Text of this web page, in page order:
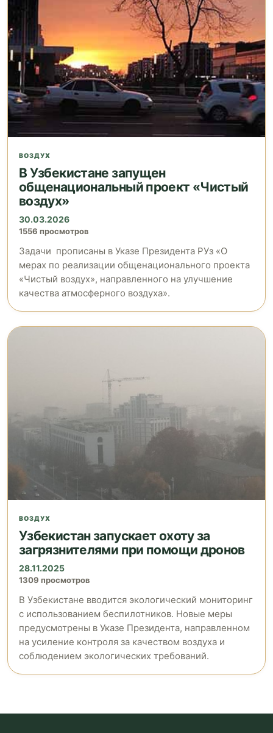
ВОЗДУХ
В Узбекистане запущен
общенациональный проект «Чистый
воздух»
30.03.2026
1556 просмотров
Задачи прописаны в Указе Президента РУз «О
мерах по реализации общенационального проекта
«Чистый воздух», направленного на улучшение
качества атмосферного воздуха».
ВОЗДУХ
Узбекистан запускает охоту за
загрязнителями при помощи дронов
28.11.2025
1309 просмотров
В Узбекистане вводится экологический мониторинг
с использованием беспилотников. Новые меры
предусмотрены в Указе Президента, направленном
на усиление контроля за качеством воздуха и
соблюдением экологических требований.